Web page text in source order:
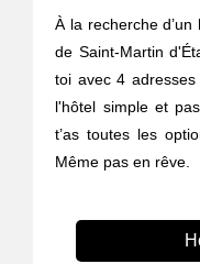
À la recherche
de Saint-Martin
toi avec 4
l'hôtel simple et
t’as toutes les
Même pas en rêve.